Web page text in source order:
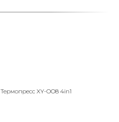
Термопресс XY-OO8 4in1